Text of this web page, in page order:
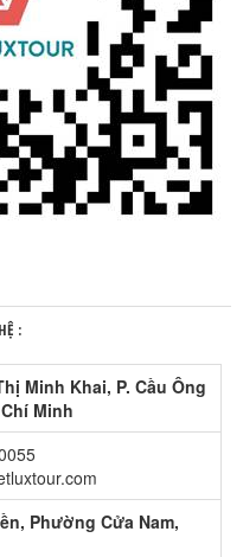
:
Minh Khai, P. Cầu Ông
Minh
Phường Cửa Nam,